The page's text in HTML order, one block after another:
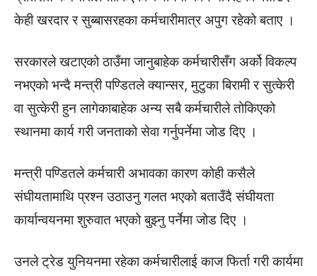
केही खरदार र सुब्बासरहका कर्मचारीमात्र अपुग रहेको बताए ।
सरकारले खटाएको ठाउँमा जानुबाहेक कर्मचारीसँग अर्को विकल्प
नभएको भन्दै मन्त्री पण्डितले क्यान्सर, मुटुका बिरामी र सुत्केरी
वा सुत्केरी हुन लागेकाबाहेक अन्य सबै कर्मचारीले तोकिएको
स्थानमा कार्य गरी जनताको सेवा गर्नुपर्नेमा जोड दिए ।
मन्त्री पण्डितले कर्मचारी अभावका कारण कोही कसैले
संघीयतामाथि प्रश्न उठाउनु गलत भएको बताउँदै संघीयता
कार्यान्वयनमा शुरुवात भएको बुझ्नु पर्नेमा जोड दिए ।
उनले ट्रेड युनियनमा रहेका कर्मचारीलाई काज फिर्ता गरी कार्यमा